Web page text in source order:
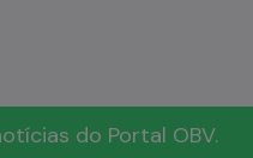
do Portal OBV.